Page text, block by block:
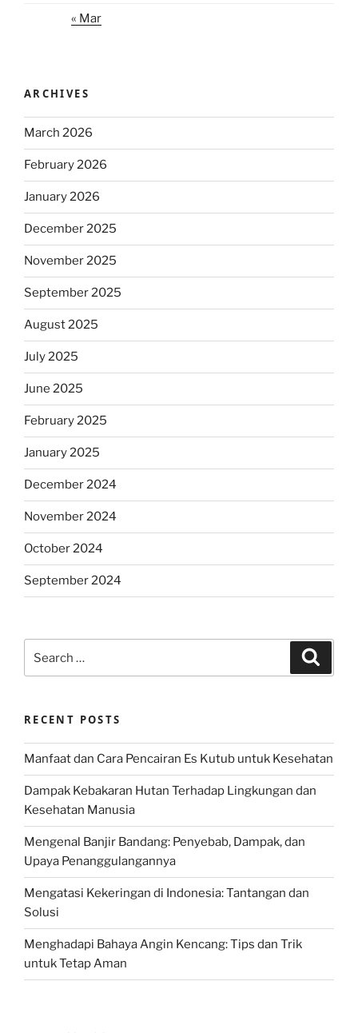
« Mar
ARCHIVES
March 2026
February 2026
January 2026
December 2025
November 2025
September 2025
August 2025
July 2025
June 2025
February 2025
January 2025
December 2024
November 2024
October 2024
September 2024
for:
RECENT POSTS
Manfaat dan Cara Pencairan Es Kutub untuk Kesehatan
Dampak Kebakaran Hutan Terhadap Lingkungan dan
Kesehatan Manusia
Mengenal Banjir Bandang: Penyebab, Dampak, dan
Upaya Penanggulangannya
Mengatasi Kekeringan di Indonesia: Tantangan dan
Solusi
Menghadapi Bahaya Angin Kencang: Tips dan Trik
untuk Tetap Aman